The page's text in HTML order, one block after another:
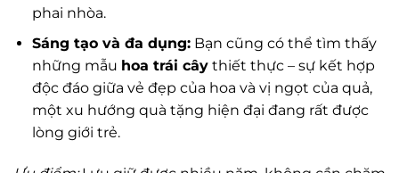
phai nhòa.
Sáng tạo và đa dụng:Bạn cũng có thể tìm thấy
những mẫu hoa trái câythiết thực – sự kết hợp
độc đáo giữa vẻ đẹp của hoa và vị ngọt của quả,
một xu hướng quà tặng hiện đại đang rất được
lòng giới trẻ.